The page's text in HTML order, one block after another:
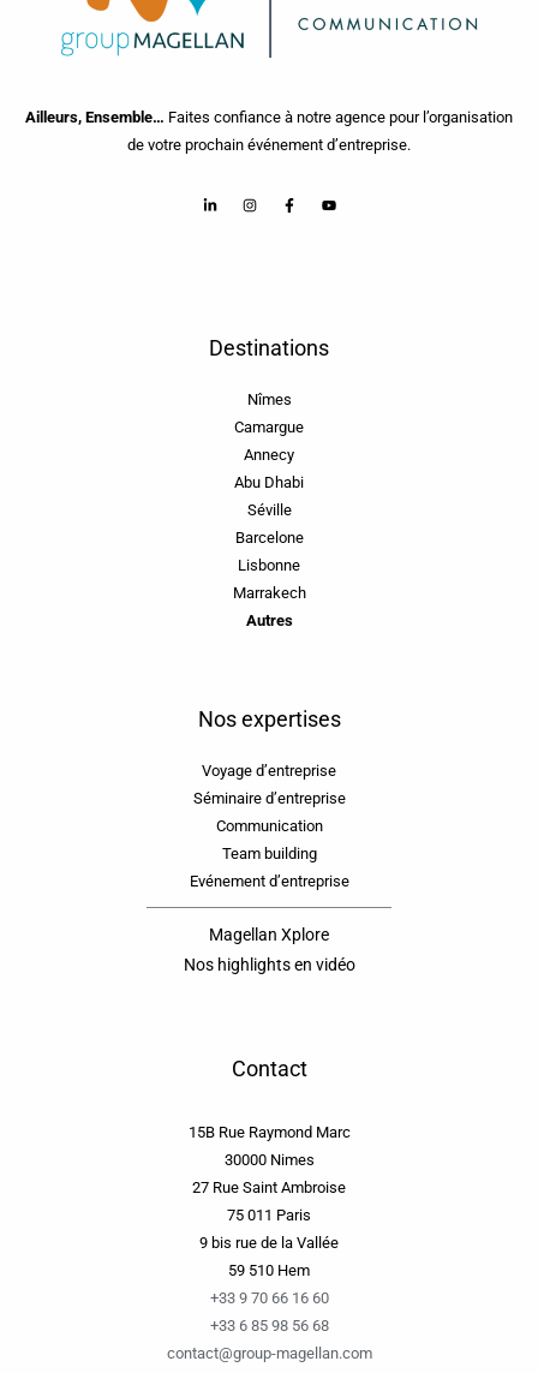
Ailleurs, Ensemble… Faites confiance à notre agence pour l’organisation
de votre prochain événement d’entreprise.
Destinations
Nîmes
Camargue
Annecy
Abu Dhabi
Séville
Barcelone
Lisbonne
Marrakech
Autres
Nos expertises
Voyage d’entreprise
Séminaire d’entreprise
Communication
Team building
Evénement d’entreprise
Magellan Xplore
Nos highlights en vidéo
Contact
15B Rue Raymond Marc
30000 Nimes
27 Rue Saint Ambroise
75 011 Paris
9 bis rue de la Vallée
59 510 Hem
+33 9 70 66 16 60
+33 6 85 98 56 68
contact@group-magellan.com